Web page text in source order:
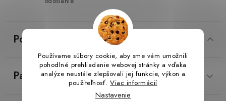
Používame súbory cookie, aby sme vám umožnili
pohodlné prehliadanie webovej stránky a vďaka
analýze neustále zlepšovali jej funkcie, výkon a
použiteľnosť.Viac informácií
Nastavenie
Prečo je tu LACNO?
Vratky a Reklamácie
Obchodné podmienky
Ochrana osobných údajov
Reklamačný poriadok
Ako odstúpiť od kúpnej zmluvy
Popis
Parametre produktu